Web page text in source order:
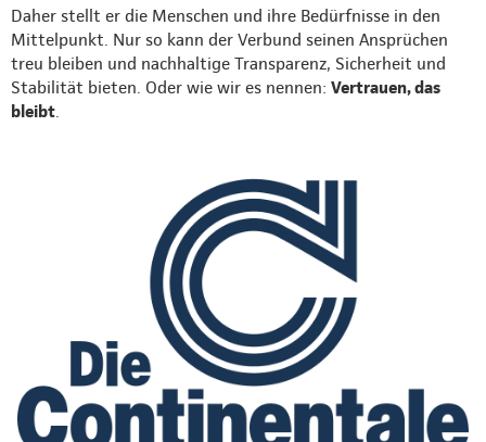
Daher stellt er die Menschen und ihre Bedürfnisse in den
Mittelpunkt. Nur so kann der Verbund seinen Ansprüchen
treu bleiben und nachhaltige Transparenz, Sicherheit und
Stabilität bieten. Oder wie wir es nennen: Vertrauen, das
bleibt